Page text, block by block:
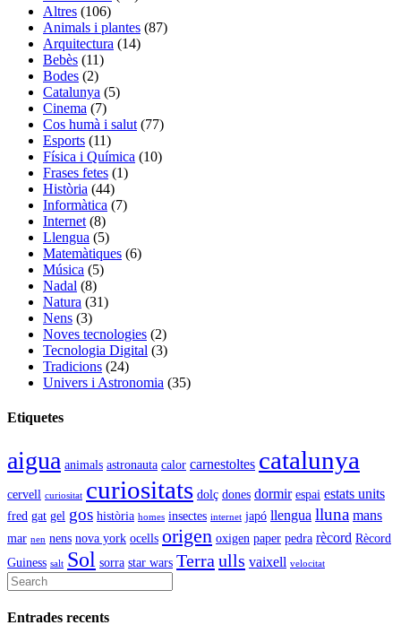
Altres (106)
Animals i plantes (87)
Arquitectura (14)
Bebès (11)
Bodes (2)
Catalunya (5)
Cinema (7)
Cos humà i salut (77)
Esports (11)
Física i Química (10)
Frases fetes (1)
Història (44)
Informàtica (7)
Internet (8)
Llengua (5)
Matemàtiques (6)
Música (5)
Nadal (8)
Natura (31)
Nens (3)
Noves tecnologies (2)
Tecnologia Digital (3)
Tradicions (24)
Univers i Astronomia (35)
Etiquetes
aigua animals astronauta calor carnestoltes catalunya
cervell curiositat curiositats dolç dones dormir espai estats units
fred gat gel gos història homes insectes internet japó llengua lluna mans
mar nen nens nova york ocells origen oxigen paper pedra rècord Rècord
Guiness salt Sol sorra star wars Terra ulls vaixell velocitat
Entrades recents